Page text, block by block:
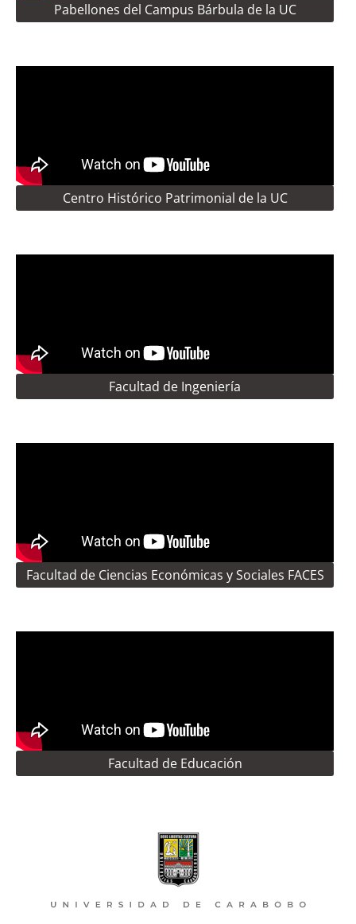
Pabellones del Campus Bárbula de la UC
Centro Histórico Patrimonial de la UC
Facultad de Ingeniería
Facultad de Ciencias Económicas y Sociales FACES
Facultad de Educación